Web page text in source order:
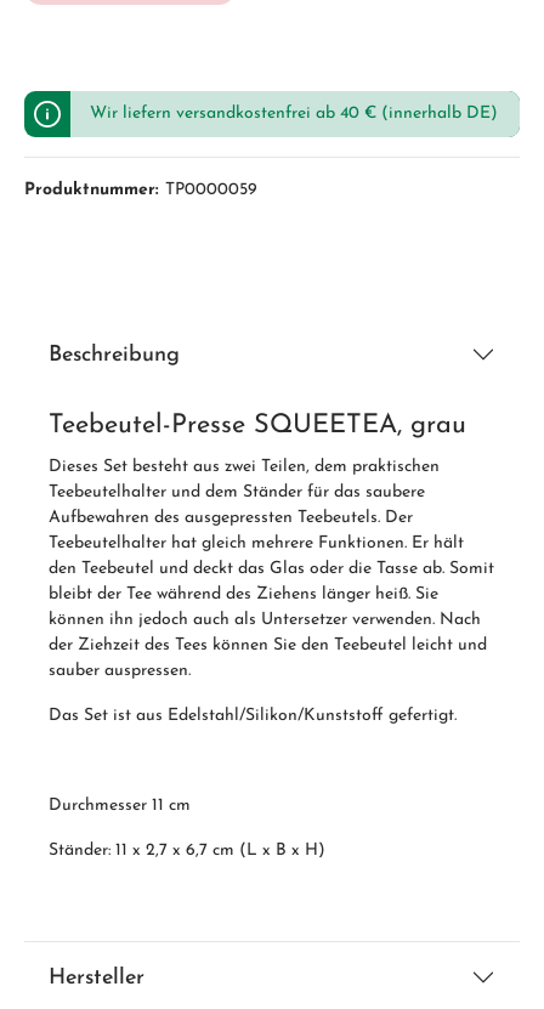
Wir liefern versandkostenfrei ab 40 € (innerhalb DE)
Produktnummer: TP0000059
Beschreibung
Teebeutel-Presse SQUEETEA, grau
Dieses Set besteht aus zwei Teilen, dem praktischen
Teebeutelhalter und dem Ständer für das saubere
Aufbewahren des ausgepressten Teebeutels. Der
Teebeutelhalter hat gleich mehrere Funktionen. Er hält
den Teebeutel und deckt das Glas oder die Tasse ab. Somit
bleibt der Tee während des Ziehens länger heiß. Sie
können ihn jedoch auch als Untersetzer verwenden. Nach
der Ziehzeit des Tees können Sie den Teebeutel leicht und
sauber auspressen.
Das Set ist aus Edelstahl/Silikon/Kunststoff gefertigt.
Durchmesser 11 cm
Ständer: 11 x 2,7 x 6,7 cm (L x B x H)
Hersteller